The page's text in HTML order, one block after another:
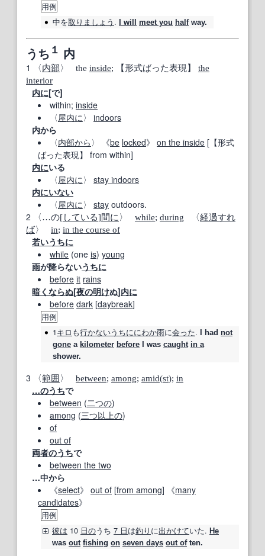
用例
中を取り ましょう . I will meet you halfway.
うち １ 内
1 〈内部〉 the inside; 【形式ばった表現】
the
interior
内に[で]
within; inside
〈屋内に〉 indoors
内から
〈内部から 〉 《be locked》 on the inside [ 【形式
ばった表現】 from within]
内にいる
〈屋内に〉 stay indoors
内にいない
〈屋内に〉 stay outdoors.
2
〈…の[している]間に〉 while; during 〈経過すれ
ば〉 in; in the course of
若いうちに
while (one is) young
雨が降らないうちに
before it rains
暗く ならぬ[夜の明けぬ]内に
before dark [daybreak]
用例
1キロ も行かないうちににわか雨に会った. I had not
gone a kilometer before I was caught in a
shower.
3 〈範囲 〉 between; among; amid(st); in
…のうちで
between (二つの)
among (三つ以上の)
of
out of
両者のうちで
between the two
…中から
《select》 out of [from among] 《many
candidates》
用例
彼は 10 日のうち 7 日は釣り に出かけていた. He
was out fishing on seven days out often.